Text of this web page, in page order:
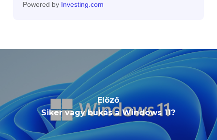
Powered by Investing.com
Előző
Siker vagy bukás a Windows 11?